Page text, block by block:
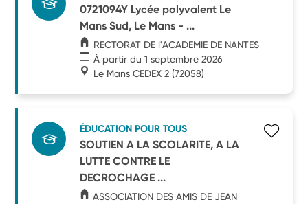
0721094Y Lycée polyvalent Le
Mans Sud, Le Mans - ...
RECTORAT DE l'ACADEMIE DE NANTES
À partir du 1 septembre 2026
Le Mans CEDEX 2 (72058)
ÉDUCATION POUR TOUS
SOUTIEN A LA SCOLARITE, A LA
LUTTE CONTRE LE
DECROCHAGE ...
ASSOCIATION DES AMIS DE JEAN